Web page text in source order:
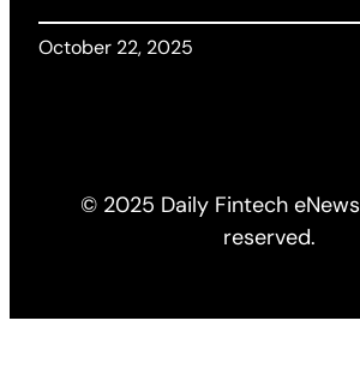
October 22, 2025
© 2025 Daily Fintech
reserved.